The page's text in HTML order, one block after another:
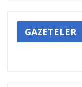
GAZETELER